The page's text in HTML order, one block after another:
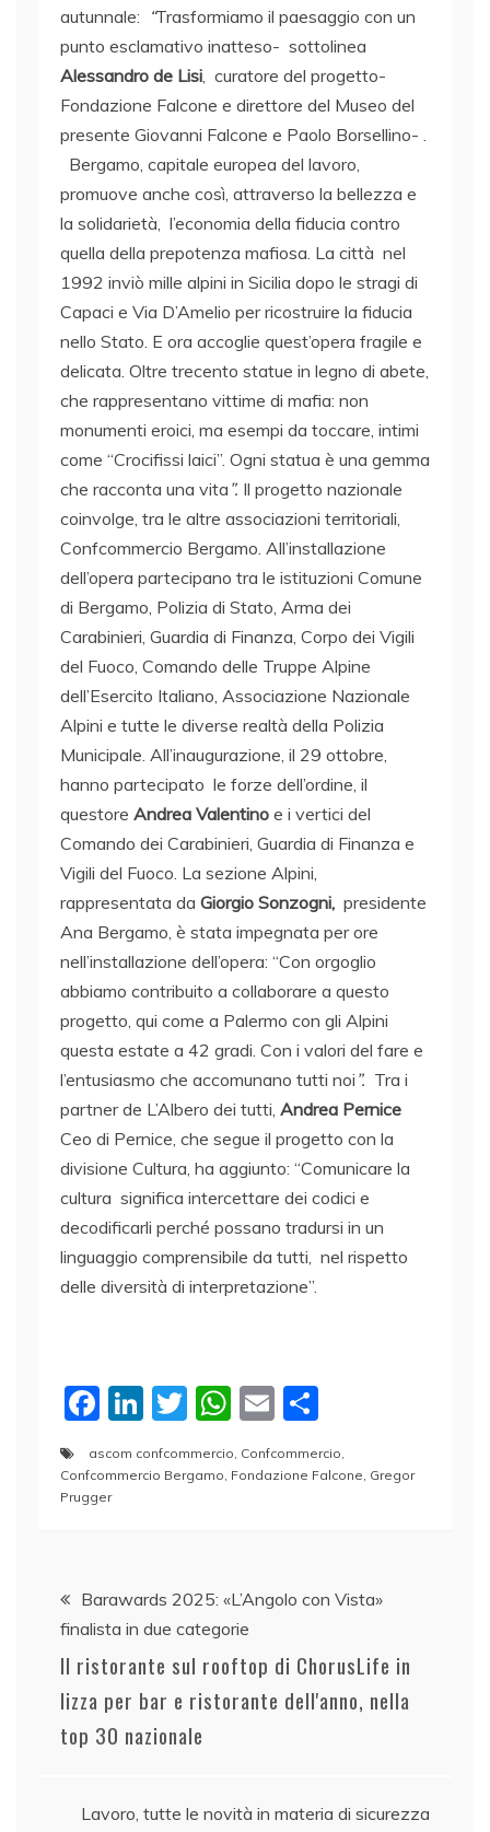
autunnale: “Trasformiamo il paesaggio con un
punto esclamativo inatteso- sottolinea
Alessandro de Lisi, curatore del progetto-
Fondazione Falcone e direttore del Museo del
presente Giovanni Falcone e Paolo Borsellino- .
Bergamo, capitale europea del lavoro,
promuove anche così, attraverso la bellezza e
la solidarietà, l’economia della fiducia contro
quella della prepotenza mafiosa. La città nel
1992 inviò mille alpini in Sicilia dopo le stragi di
Capaci e Via D’Amelio per ricostruire la fiducia
nello Stato. E ora accoglie quest’opera fragile e
delicata. Oltre trecento statue in legno di abete,
che rappresentano vittime di mafia: non
monumenti eroici, ma esempi da toccare, intimi
come “Crocifissi laici”. Ogni statua è una gemma
che racconta una vita ”. Il progetto nazionale
coinvolge, tra le altre associazioni territoriali,
Confcommercio Bergamo. All’installazione
dell’opera partecipano tra le istituzioni Comune
di Bergamo, Polizia di Stato, Arma dei
Carabinieri, Guardia di Finanza, Corpo dei Vigili
del Fuoco, Comando delle Truppe Alpine
dell’Esercito Italiano, Associazione Nazionale
Alpini e tutte le diverse realtà della Polizia
Municipale. All’inaugurazione, il 29 ottobre,
hanno partecipato le forze dell’ordine, il
questore Andrea Valentino e i vertici del
Comando dei Carabinieri, Guardia di Finanza e
Vigili del Fuoco. La sezione Alpini,
rappresentata da Giorgio Sonzogni, presidente
Ana Bergamo, è stata impegnata per ore
nell’installazione dell’opera: “Con orgoglio
abbiamo contribuito a collaborare a questo
progetto, qui come a Palermo con gli Alpini
questa estate a 42 gradi. Con i valori del fare e
l’entusiasmo che accomunano tutti noi ”. Tra i
partner de L’Albero dei tutti, Andrea Pernice
Ceo di Pernice, che segue il progetto con la
divisione Cultura, ha aggiunto: “Comunicare la
cultura significa intercettare dei codici e
decodificarli perché possano tradursi in un
linguaggio comprensibile da tutti, nel rispetto
delle diversità di interpretazione”.
F
c
e
o
k
Li
n
k
T
itt
W
h
at
p
E
ai
o
n
ascom confcommercio, Confcommercio,
Confcommercio Bergamo, Fondazione Falcone, Gregor
Prugger
Navigazione
articoli
Barawards 2025: «L’Angolo con Vista»
finalista in due categorie
Il ristorante sul rooftop di ChorusLife in
lizza per bar e ristorante dell'anno, nella
top 30 nazionale
Lavoro, tutte le novità in materia di sicurezza